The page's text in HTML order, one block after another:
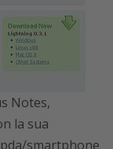
Notes,
la sua
smartphone